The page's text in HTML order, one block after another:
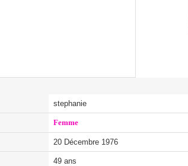
stephanie
Femme
20 Décembre 1976
49 ans